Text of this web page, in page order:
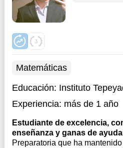
Matemáticas
Educación: Instituto
Experiencia: más de 1 año
Estudiante de excelencia,
enseñanza y ganas de
Preparatoria que ha